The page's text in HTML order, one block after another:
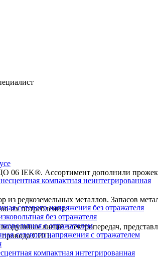
компактная неинтегрированная
сетевого напряжения без отражателя
без отражателя
с отражателем
сетевого напряжения с отражателем
компактная интегрированная
IEK®. Ассортимент дополнили
редкоземельных металлов. Запасов
их потребления.
линий электропередач,
провода СИП.